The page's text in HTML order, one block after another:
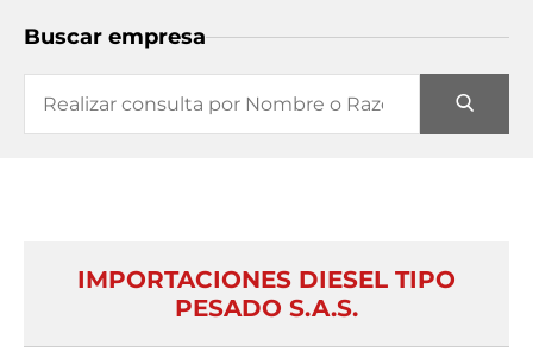
Buscar empresa
IMPORTACIONES DIESEL TIPO
PESADO S.A.S.